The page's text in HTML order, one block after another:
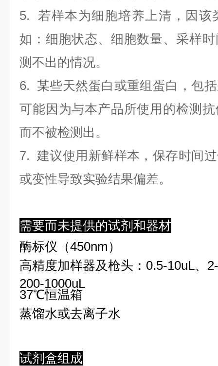
5. 若样本为细胞培养上清，因该
如：细胞状态、细胞数量、采样
测不出的情况。
6. 某些天然蛋白或重组蛋白，包
可能因为与本产品所使用的检测
而不被检测出。
7. 建议使用新鲜样本，保存时间
或变性导致实验结果偏差。
需要而未提供的试剂和器材
酶标仪（450nm）
高精度加样器及枪头：0.5-10uL、
200-1000uL
37℃恒温箱
蒸馏水或去离子水
试剂盒组成